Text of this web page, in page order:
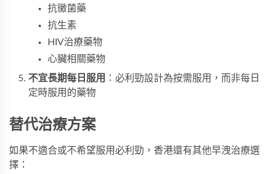
抗黴菌藥
抗生素
HIV治療藥物
心臟相關藥物
不宜長期每日服用
：必利勁設計為按需服用，而非每日
定時服用的藥物
替代治療方案
如果不適合或不希望服用必利勁，香港還有其他早洩治療選
擇：